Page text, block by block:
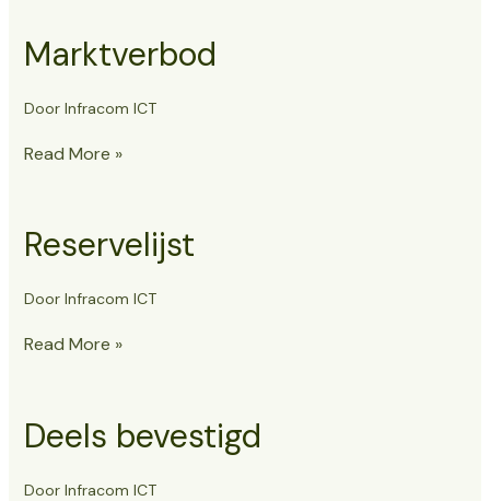
Marktverbod
Door Infracom ICT
Marktverbod
Read More »
Reservelijst
Door Infracom ICT
Reservelijst
Read More »
Deels bevestigd
Door Infracom ICT